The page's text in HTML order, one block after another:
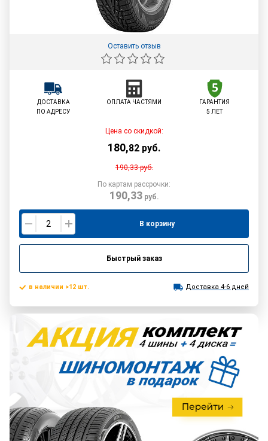
Оставить отзыв
ДОСТАВКА
ПО АДРЕСУ
ОПЛАТА ЧАСТЯМИ
ГАРАНТИЯ
5 ЛЕТ
Цена со скидкой:
180,82 руб.
190,33руб.
По картам рассрочки:
190,33руб.
В корзину
Быстрый заказ
в наличии >12 шт. Доставка 4-6 дней